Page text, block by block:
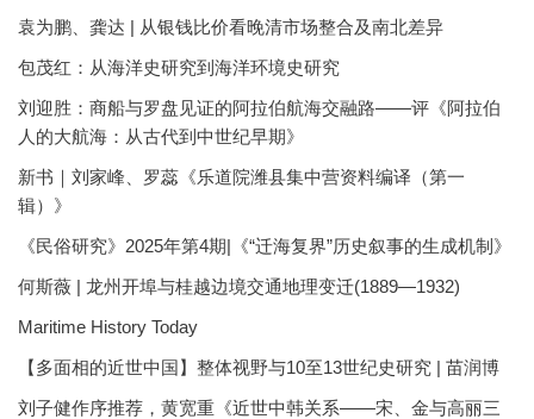
袁为鹏、龚达 | 从银钱比价看晚清市场整合及南北差异
包茂红：从海洋史研究到海洋环境史研究
刘迎胜：商船与罗盘见证的阿拉伯航海交融路——评《阿拉伯
人的大航海：从古代到中世纪早期》
新书｜刘家峰、罗蕊《乐道院潍县集中营资料编译（第一
辑）》
《民俗研究》2025年第4期|《“迁海复界”历史叙事的生成机制》
何斯薇 | 龙州开埠与桂越边境交通地理变迁(1889—1932)
Maritime History Today
【多面相的近世中国】整体视野与10至13世纪史研究 | 苗润博
刘子健作序推荐，黄宽重《近世中韩关系——宋、金与高丽三